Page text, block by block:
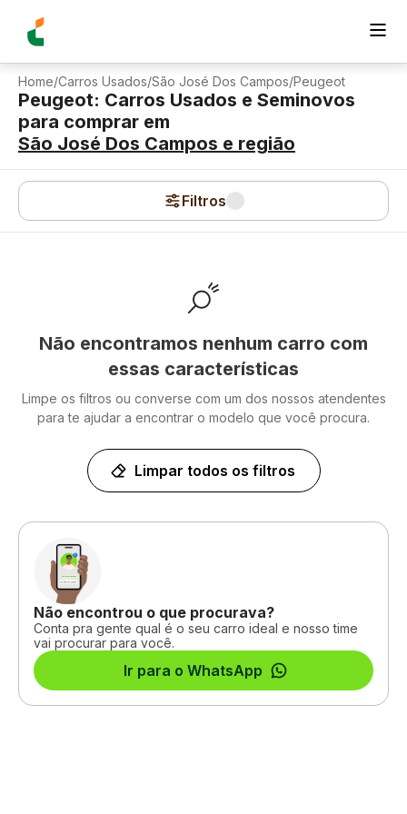
Home/Carros Usados/São José Dos Campos/Peugeot
Peugeot: Carros Usados e Seminovos
para comprar em
São José Dos Campos e região
Filtros
Não encontramos nenhum carro com
essas características
Limpe os filtros ou converse com um dos nossos atendentes
para te ajudar a encontrar o modelo que você procura.
Limpar todos os filtros
Não encontrou o que procurava?
Conta pra gente qual é o seu carro ideal e nosso time
vai procurar para você.
Ir para o WhatsApp